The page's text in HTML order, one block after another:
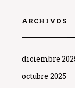
ARCHIVOS
diciembre
octubre 2025